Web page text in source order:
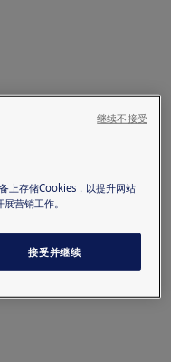
上存储Cookies，以提升网站
营销工作。
接受并继续
继续不接受